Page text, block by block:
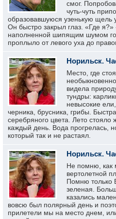
смог.
чуть-чуть
образовавшуюся узенькую щель
Он быстро закрыл глаз. «Где
наполненной шипящим шумом
проплыло от левого уха до
Норильск.
Место, где
видела
тундры:
невысокие
черника, брусника, грибы.
серебряного цвета. Лето стояло
каждый день. Вода прогрелась,
который так и не растаял.
Норильск.
Не помню, как
вертолетной
Помню только
зеленая.
казались
вовсю был полярный день и
прилетели мы на место днем,